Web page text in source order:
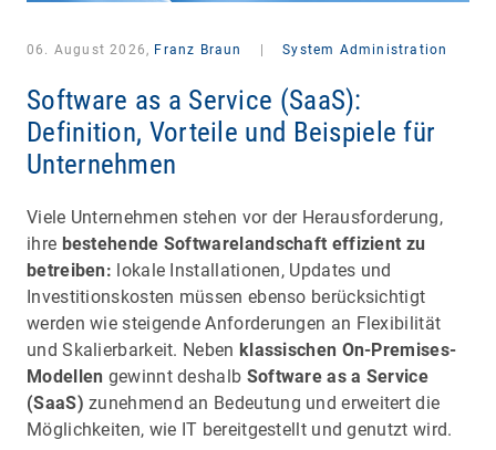
06. August 2026, Franz Braun System Administration
Software as a Service (SaaS):
Definition, Vorteile und Beispiele für
Unternehmen
Viele Unternehmen stehen vor der Herausforderung,
ihre bestehende Softwarelandschaft effizient zu
betreiben: lokale Installationen, Updates und
Investitionskosten müssen ebenso berücksichtigt
werden wie steigende Anforderungen an Flexibilität
und Skalierbarkeit. Neben klassischen On-Premises-
Modellen gewinnt deshalb Software as a Service
(SaaS) zunehmend an Bedeutung und erweitert die
Möglichkeiten, wie IT bereitgestellt und genutzt wird.